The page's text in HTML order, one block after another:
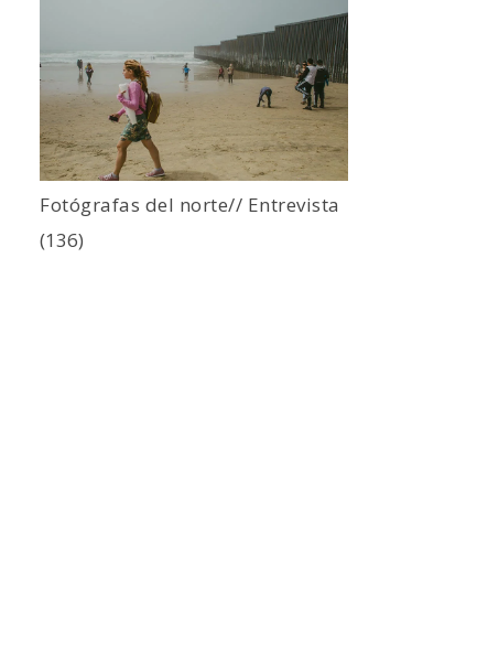
Fotógrafas del norte// Entrevista
(136)